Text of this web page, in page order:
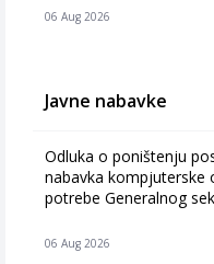
06 Aug 2026
Javne nabavke
Odluka o poništenju
nabavka kompjuterske
potrebe Generalnog
06 Aug 2026